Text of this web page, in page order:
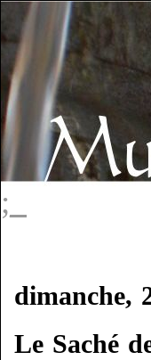
;_
dimanche,
Le Saché